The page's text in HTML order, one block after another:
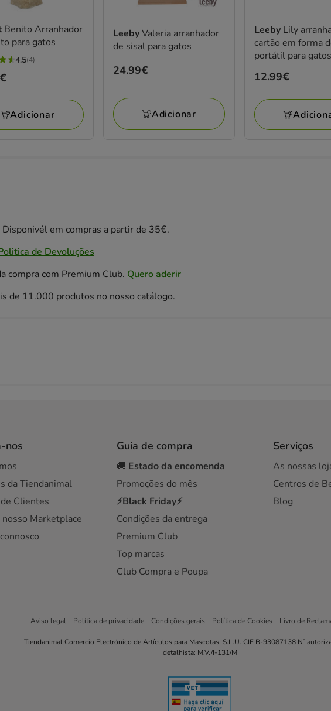
Benito Arranhador
para gatos
4.5(4)
Adicionar
LeebyValeria arranhador
de sisal para gatos
Preço
24.99€
Adicionar
Leeby Lily
cartão em forma
portátil para gatos
Preço
12.99€
em compras a partir de 35€.
de Devoluções
compra com Premium Club. Quero aderir
de 11.000 produtos no nosso catálogo.
nos
da Tiendanimal
Clientes
nosso Marketplace
Guia de compra
🚚 Estado da encomenda
Promoções do mês
⚡Black Friday⚡
Condições da entrega
Premium Club
Top marcas
Club Compra e Poupa
Serviços
As nossas
Centros de
Blog
Aviso legal Política de privacidade Condições gerais Política de Cookies Livro de
Tiendanimal Comercio Electrónico de Artículos para Mascotas, S.L.U. CIF B-93087138 Nº
detalhista: M.V./I-131/M